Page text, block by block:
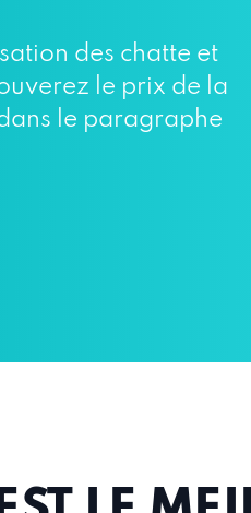
des chatte et
le prix de la
le paragraphe